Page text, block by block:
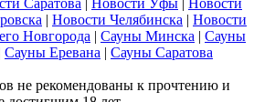
| Новости Челябинска | Новости
Новгорода | Сауны Минска | Сауны
Сауны Еревана | Сауны Саратова
не рекомендованы к прочтению и